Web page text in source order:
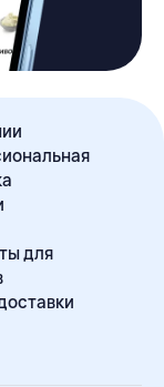
для